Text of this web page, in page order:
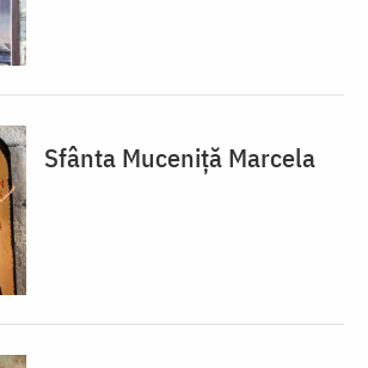
Sfânta Muceniță Marcela